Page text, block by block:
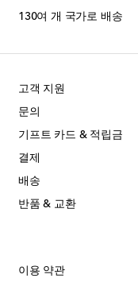
130여 개 국가로 배송
고객 지원
문의
기프트 카드 & 적립금
결제
배송
반품 & 교환
이용 약관